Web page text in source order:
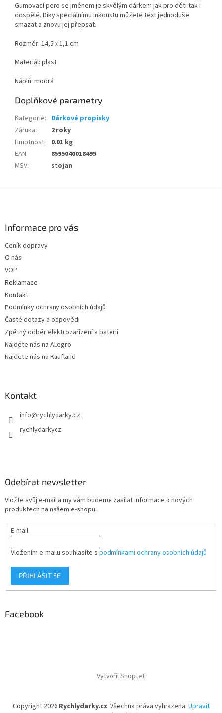
Gumovací pero se jménem je skvělým dárkem jak pro děti tak i
dospělé. Díky speciálnímu inkoustu můžete text jednoduše
smazat a znovu jej přepsat.
Rozměr: 14,5 x 1,1 cm
Materiál: plast
Náplň: modrá
Doplňkové parametry
Kategorie: Dárkové propisky
Záruka:
2 roky
Hmotnost:
0.01 kg
EAN:
8595040018495
MSV: stojan
Informace pro vás
Ceník dopravy
O nás
VOP
Reklamace
Kontakt
Podmínky ochrany osobních údajů
Časté dotazy a odpovědi
Zpětný odběr elektrozařízení a baterií
Najdete nás na Allegro
Najdete nás na Kaufland
Kontakt
info@rychlydarky.cz
rychlydarkycz
Odebírat newsletter
Vložte svůj e-mail a my vám budeme zasílat informace o nových
produktech na našem e-shopu.
E-mail
Vložením e-mailu souhlasíte s podmínkami ochrany osobních údajů
PŘIHLÁSIT SE
Facebook
Vytvořil Shoptet
Copyright 2026 Rychlydarky.cz. Všechna práva vyhrazena. Upravit